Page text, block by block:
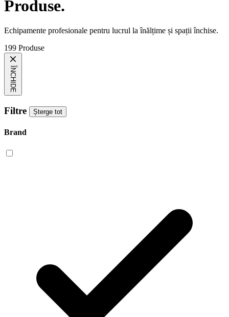
Produse.
Echipamente profesionale pentru lucrul la înălțime și spații închise.
199 Produse
ÎNCHIDE
Filtre Șterge tot
Brand